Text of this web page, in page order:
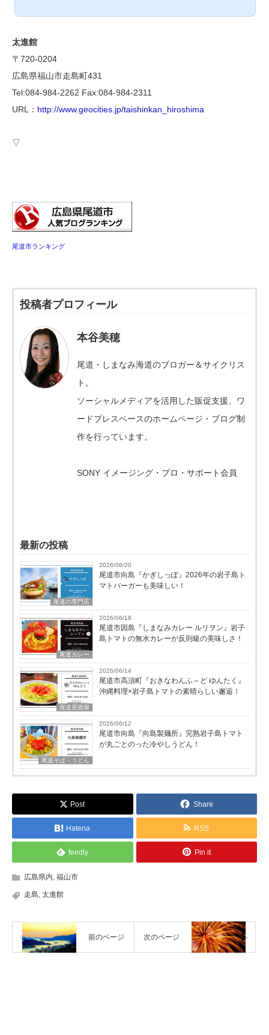
ますね。 漁船で釣り体験 朝早く、走島港を出港！たくさんの
太進館
〒720-0204
広島県福山市走島町431
Tel:084-984-2262 Fax:084-984-2311
URL： http://www.geocities.jp/taishinkan_hiroshima
▽
尾道市ランキング
投稿者プロフィール
本谷美穂
尾道・しまなみ海道のブロガー＆サイクリス
ト。
ソーシャルメディアを活用した販促支援、ワ
ードプレスベースのホームページ・ブログ制
作を行っています。
SONY イメージング・プロ・サポート会員
最新の投稿
尾道の専門店
2026/06/20
尾道市向島『かぎしっぽ』2026年の岩子島ト
マトバーガーも美味しい！
尾道カレー
2026/06/18
尾道市因島『しまなみカレー ルリヲン』岩子
島トマトの無水カレーが反則級の美味しさ！
尾道居酒屋
2026/06/14
尾道市高須町『おきなわんふ～ど ゆんたく』
沖縄料理×岩子島トマトの素晴らしい邂逅！
尾道そば・うどん
2026/06/12
尾道市向島『向島製麺所』完熟岩子島トマト
が丸ごとのった冷やしうどん！
Post Share
Hatena RSS
feedly Pin it
広島県内 福山市
走島 太進館
前のページ 次のページ